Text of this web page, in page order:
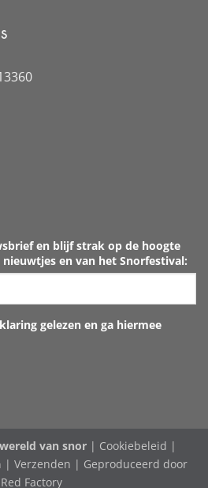
en blijf strak op de hoogte
en van het Snorfestival:
gelezen en ga hiermee
van snor | Cookiebeleid |
| Verzenden | Geproduceerd door
Red Factory